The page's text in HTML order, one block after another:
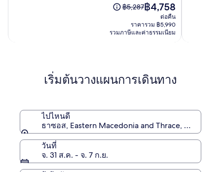
ราคา
฿5,287
เกี่ยว
กับ
฿5,287ราคา
ปัจจุบัน
คือ
฿4,758
฿4,758
ต่อคืน
ราคารวม ฿5,990
รวมภาษีและค่าธรรมเนียม
เริ่มต้นวางแผนการเดินทาง
ไปไหนดี
ธาซอส, Eastern Macedonia and Thrace, กรีซ
วันที่
จ. 31 ส.ค. - จ. 7 ก.ย.